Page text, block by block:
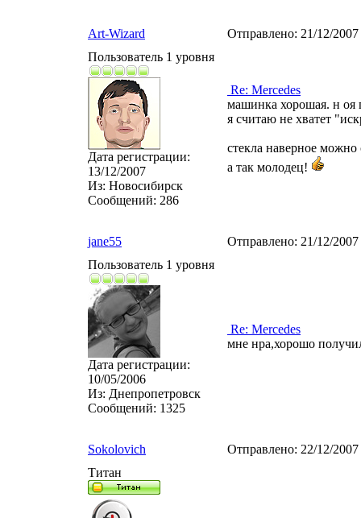
Art-Wizard Отправлено: 21/12/
Пользователь 1 уровня
Дата регистрации:
13/12/2007
Из: Новосибирск
Сообщений: 286
Re: Mercedes
машинка хорошая. н оя
я считаю не хватет
стекла наверное можно
а так молодец!
jane55 Отправлено: 21/12/
Пользователь 1 уровня
Дата регистрации:
10/05/2006
Из: Днепропетровск
Сообщений: 1325
Re: Mercedes
мне нра,хорошо
Sokolovich Отправлено: 22/12/
Титан